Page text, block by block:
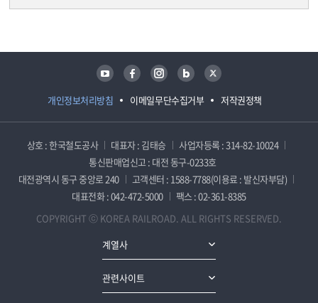
개인정보처리방침 이메일무단수집거부 저작권정책
유튜브 페이스북 인스타그램 블로그 트위터
상호 : 한국철도공사 대표자 : 김태승
사업자등록 : 314-82-10024
통신판매업신고 : 대전 동구-0233호
대전광역시 동구 중앙로 240
고객센터 : 1588-7788(이용료 : 발신자부담)
대표전화 : 042-472-5000
팩스 : 02-361-8385
COPYRIGHT ⓒ KOREA RAILROAD. ALL RIGHTS RESERVED.
계열사
관련사이트